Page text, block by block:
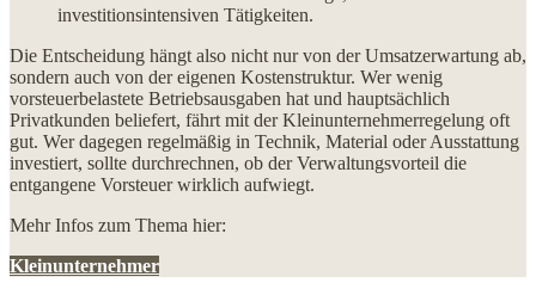
investitionsintensiven Tätigkeiten.
Die Entscheidung hängt also nicht nur von der Umsatzerwartung ab,
sondern auch von der eigenen Kostenstruktur. Wer wenig
vorsteuerbelastete Betriebsausgaben hat und hauptsächlich
Privatkunden beliefert, fährt mit der Kleinunternehmerregelung oft
gut. Wer dagegen regelmäßig in Technik, Material oder Ausstattung
investiert, sollte durchrechnen, ob der Verwaltungsvorteil die
entgangene Vorsteuer wirklich aufwiegt.
Mehr Infos zum Thema hier:
Kleinunternehmer